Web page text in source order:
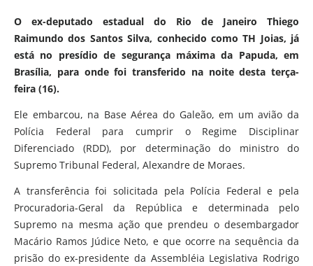
O ex-deputado estadual do Rio de Janeiro Thiego
Raimundo dos Santos Silva, conhecido como TH Joias, já
está no presídio de segurança máxima da Papuda, em
Brasília, para onde foi transferido na noite desta terça-
feira (16).
Ele embarcou, na Base Aérea do Galeão, em um avião da
Polícia Federal para cumprir o Regime Disciplinar
Diferenciado (RDD), por determinação do ministro do
Supremo Tribunal Federal, Alexandre de Moraes.
A transferência foi solicitada pela Polícia Federal e pela
Procuradoria-Geral da República e determinada pelo
Supremo na mesma ação que prendeu o desembargador
Macário Ramos Júdice Neto, e que ocorre na sequência da
prisão do ex-presidente da Assembléia Legislativa Rodrigo